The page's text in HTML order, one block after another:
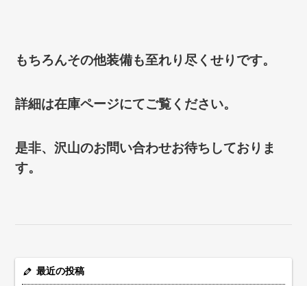
もちろんその他装備も至れり尽くせりです。
詳細は在庫ページにてご覧ください。
是非、沢山のお問い合わせお待ちしておりま
す。
最近の投稿